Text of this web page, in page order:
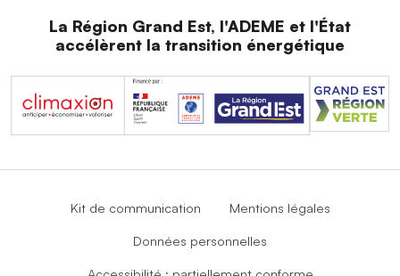
La Région Grand Est, l'ADEME et l'État
accélèrent la transition énergétique
Kit de communication Mentions légales
Données personnelles